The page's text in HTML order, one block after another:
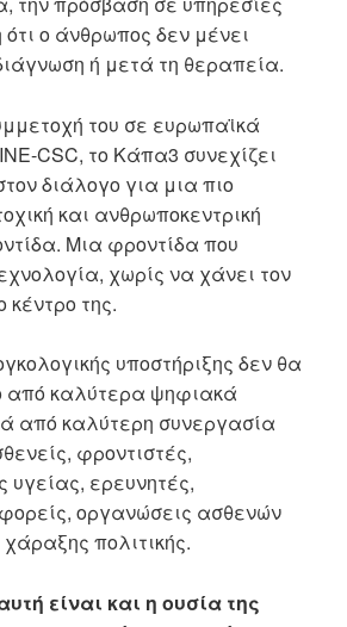
ότι ο άνθρωπος δεν μένει
ή μετά τη θεραπεία.
του σε ευρωπαϊκά
CSC, το Κάπα3 συνεχίζει
διάλογο για μια πιο
και ανθρωποκεντρική
Μια φροντίδα που
χωρίς να χάνει τον
της.
υποστήριξης δεν θα
από καλύτερα ψηφιακά
από καλύτερη συνεργασία
φροντιστές,
ερευνητές,
οργανώσεις ασθενών
πολιτικής.
είναι και η ουσία της